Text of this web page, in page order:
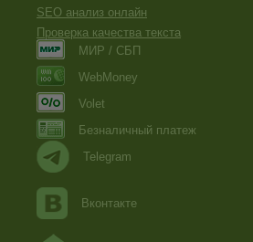
SEO анализ онлайн
Проверка качества текста
МИР / СБП
WebMoney
Volet
Безналичный платеж
Telegram
Вконтакте